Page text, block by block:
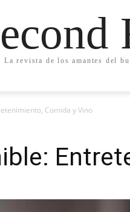
La revista de los amantes del
Comida y Vino